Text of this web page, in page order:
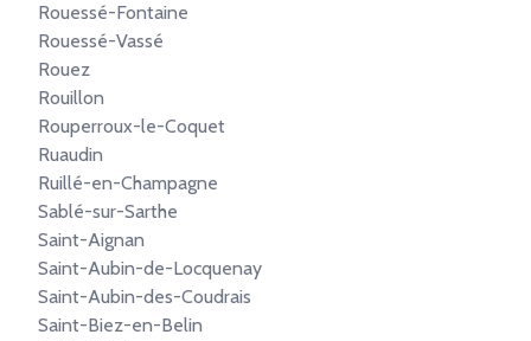
Rouessé-Fontaine
Rouessé-Vassé
Rouez
Rouillon
Rouperroux-le-Coquet
Ruaudin
Ruillé-en-Champagne
Sablé-sur-Sarthe
Saint-Aignan
Saint-Aubin-de-Locquenay
Saint-Aubin-des-Coudrais
Saint-Biez-en-Belin